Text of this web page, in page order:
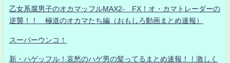
乙女系腐男子のオカマッフルMAX2- FX！オ・カマトレーダーの
逆襲！！ 極道のオカマたち編（おもしろ動画まとめ速報）
スーパーウンコ！
新・ハゲッフル！哀愁のハゲ男の髪ってるまとめ速報！！激しく